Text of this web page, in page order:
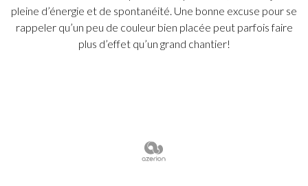
pleine d’énergie et de spontanéité. Une bonne excuse pour se
rappeler qu’un peu de couleur bien placée peut parfois faire
plus d’effet qu’un grand chantier!